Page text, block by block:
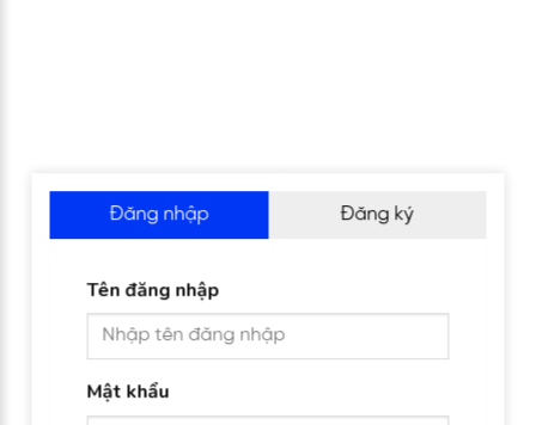
Đăng nhập Đăng ký
Tên đăng nhập
Mật khẩu